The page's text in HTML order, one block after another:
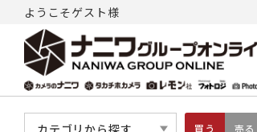
ようこそゲスト様
カテゴリから探す 買う 売る